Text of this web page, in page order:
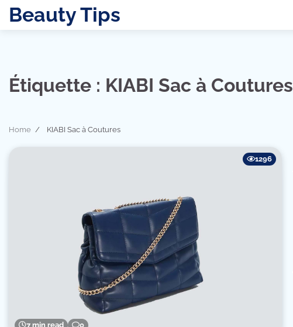
SkipBeauty Tips
Étiquette : KIABI Sac à Coutures
Home KIABI Sac à Coutures
7 min read 0
1296